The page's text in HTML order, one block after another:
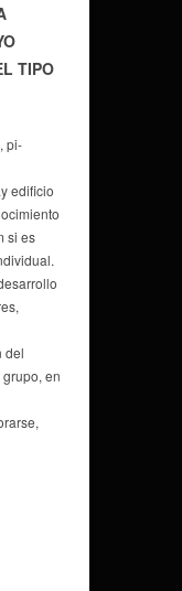
TIPO
pi-
edificio
si es
del
en